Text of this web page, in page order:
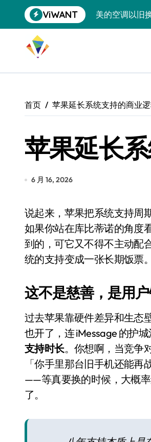
到
ViWANT
美的空调以旧
黄金瞬间冲
特斯拉中国卖
Xbox七月大崩
《我的世界》
谷歌
召回X9、合作
比Model 3便
550亿美金！
别再用汽车
花钱买宝马，
Windows 11家
你的U盘格式
维修店最怕的“
首页 苹果延长系统支持的商业
苹果延长
6 月 16, 2026
说起来，苹果把系统支持周期拉到八年，很多人第一反应是「良心发现」或者「硬件太强」。但
如果你站在库比蒂诺的角度
到的，可它又不得不主动配
统的支持变成一张长期饭票。
这不是慈善，是用
过去苹果靠硬件差异和生态
也开了，连 iMessage 的护
支持时长。你想啊，当竞争
「你手里那台旧手机还能
——等真要换的时候，大概率
了。